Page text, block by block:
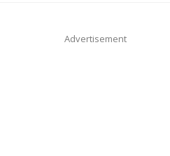
Advertisement